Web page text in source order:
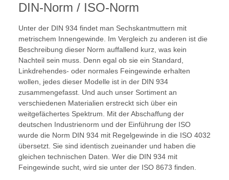
DIN-Norm / ISO-Norm
Unter der DIN 934 findet man Sechskantmuttern mit
metrischem Innengewinde. Im Vergleich zu anderen ist die
Beschreibung dieser Norm auffallend kurz, was kein
Nachteil sein muss. Denn egal ob sie ein Standard,
Linkdrehendes- oder normales Feingewinde erhalten
wollen, jedes dieser Modelle ist in der DIN 934
zusammengefasst. Und auch unser Sortiment an
verschiedenen Materialien erstreckt sich über ein
weitgefächertes Spektrum. Mit der Abschaffung der
deutschen Industrienorm und der Einführung der ISO
wurde die Norm DIN 934 mit Regelgewinde in die ISO 4032
übersetzt. Sie sind identisch zueinander und haben die
gleichen technischen Daten. Wer die DIN 934 mit
Feingewinde sucht, wird sie unter der ISO 8673 finden.